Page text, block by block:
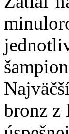
bronz z